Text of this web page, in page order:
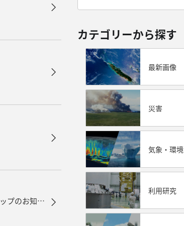
地球観測衛星データを利用した極域環境監視モニターサービスのバージョンアップのお知らせ
カテゴリーから探す
最新画像
災害
気象・環境
利用研究